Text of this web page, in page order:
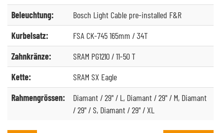
Beleuchtung:
Bosch Light Cable pre-installed F&R
Kurbelsatz:
FSA CK-745 165mm / 34T
Zahnkränze:
SRAM PG1210 / 11-50 T
Kette:
SRAM SX Eagle
Rahmengrössen:
Diamant / 29" / L, Diamant / 29" / M, Diamant
/ 29" / S, Diamant / 29" / XL